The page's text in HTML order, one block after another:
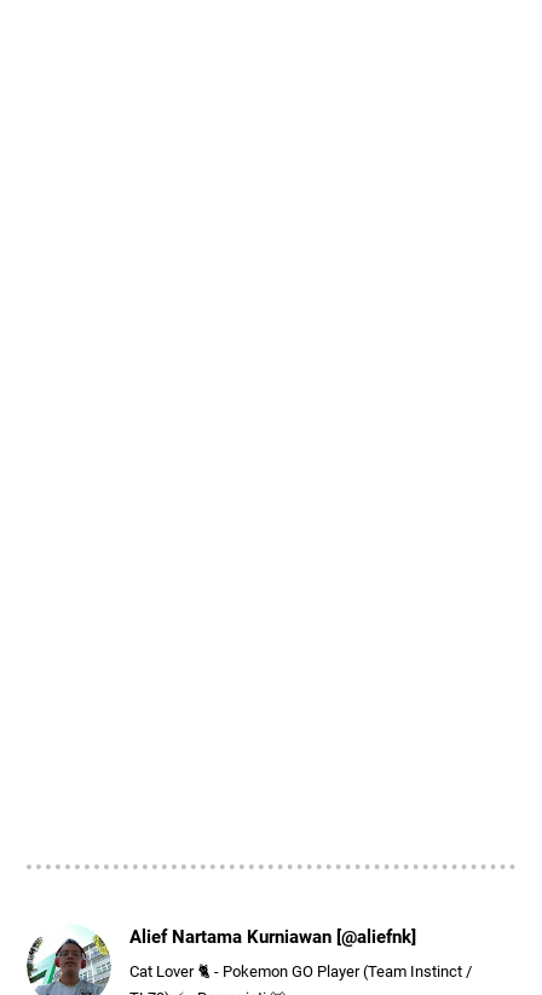
Alief Nartama Kurniawan [@aliefnk]
Cat Lover 🐈 - Pokemon GO Player (Team Instinct /